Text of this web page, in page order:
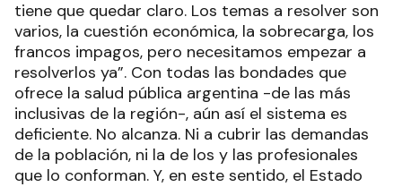
tiene que quedar claro. Los temas a resolver son
varios, la cuestión económica, la sobrecarga, los
francos impagos, pero necesitamos empezar a
resolverlos ya”. Con todas las bondades que
ofrece la salud pública argentina -de las más
inclusivas de la región-, aún así el sistema es
deficiente. No alcanza. Ni a cubrir las demandas
de la población, ni la de los y las profesionales
que lo conforman. Y, en este sentido, el Estado